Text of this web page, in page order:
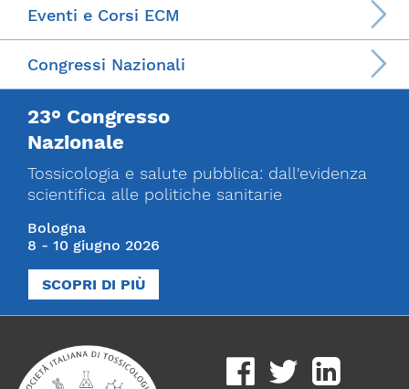
Eventi e Corsi ECM
Congressi Nazionali
23° Congresso
Nazionale
Tossicologia e salute pubblica: dall'evidenza
scientifica alle politiche sanitarie
Bologna
8 - 10 giugno 2026
SCOPRI DI PIÙ